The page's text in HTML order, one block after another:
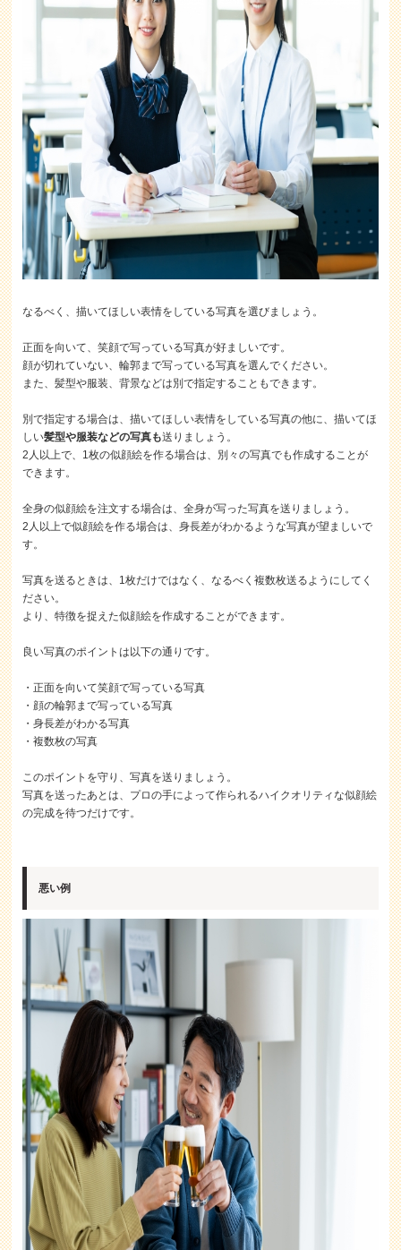
なるべく、描いてほしい表情をしている写真を選びましょう。
正面を向いて、笑顔で写っている写真が好ましいです。
顔が切れていない、輪郭まで写っている写真を選んでください。
また、髪型や服装、背景などは別で指定することもできます。
別で指定する場合は、描いてほしい表情をしている写真の他に、描いてほ
しい髪型や服装などの写真も送りましょう。
2人以上で、1枚の似顔絵を作る場合は、別々の写真でも作成することが
できます。
全身の似顔絵を注文する場合は、全身が写った写真を送りましょう。
2人以上で似顔絵を作る場合は、身長差がわかるような写真が望ましいで
す。
写真を送るときは、1枚だけではなく、なるべく複数枚送るようにしてく
ださい。
より、特徴を捉えた似顔絵を作成することができます。
良い写真のポイントは以下の通りです。
・正面を向いて笑顔で写っている写真
・顔の輪郭まで写っている写真
・身長差がわかる写真
・複数枚の写真
このポイントを守り、写真を送りましょう。
写真を送ったあとは、プロの手によって作られるハイクオリティな似顔絵
の完成を待つだけです。
悪い例